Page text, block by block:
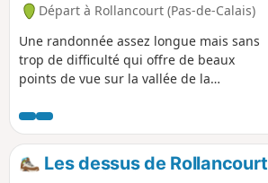
Départ à Rollancourt (Pas-de-Calais)
Une randonnée assez longue mais sans
trop de difficulté qui offre de beaux
points de vue sur la vallée de la
Montigny (3) a été bien nettoyé, ce qui
n'était pas arrivé depuis belle lurette ! Il
est pour l'instant parfaitement
praticable.
Les dessus de Rollancourt